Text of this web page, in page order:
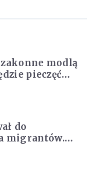
modlą
pieczęć
wiary"
do
migrantów.